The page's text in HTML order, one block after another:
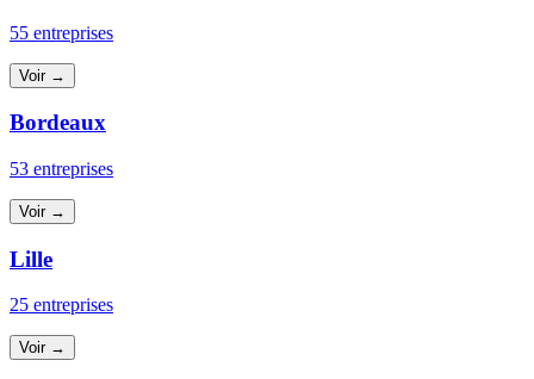
55 entreprises
Voir →
Bordeaux
53 entreprises
Voir →
Lille
25 entreprises
Voir →